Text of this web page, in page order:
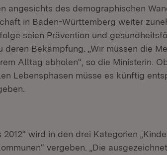
angesichts des demographischen
in Baden-Württemberg weiter
seien Prävention und
Bekämpfung. „Wir müssen die
Alltag abholen“, so die Ministerin.
Lebensphasen müsse es künftig
2012“ wird in den drei Kategorien
vergeben. „Die